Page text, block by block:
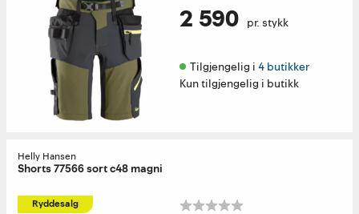
2 590 pr. stykk
Tilgjengelig i 4 butikker
Kun tilgjengelig i butikk
Helly Hansen
Shorts 77566 sort c48 magni
Ryddesalg